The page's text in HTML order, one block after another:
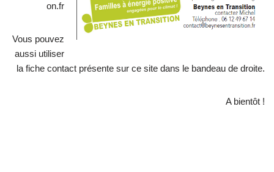
on.fr
Vous pouvez
aussi utiliser
la fiche contact présente sur ce site dans le bandeau de droite.
A bientôt !